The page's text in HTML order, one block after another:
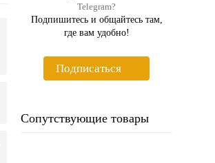
Telegram?
Подпишитесь и общайтесь там,
где вам удобно!
Подписаться
Сопутствующие товары